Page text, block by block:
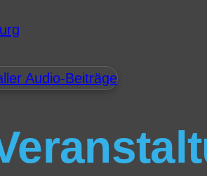
Audio-Beiträge